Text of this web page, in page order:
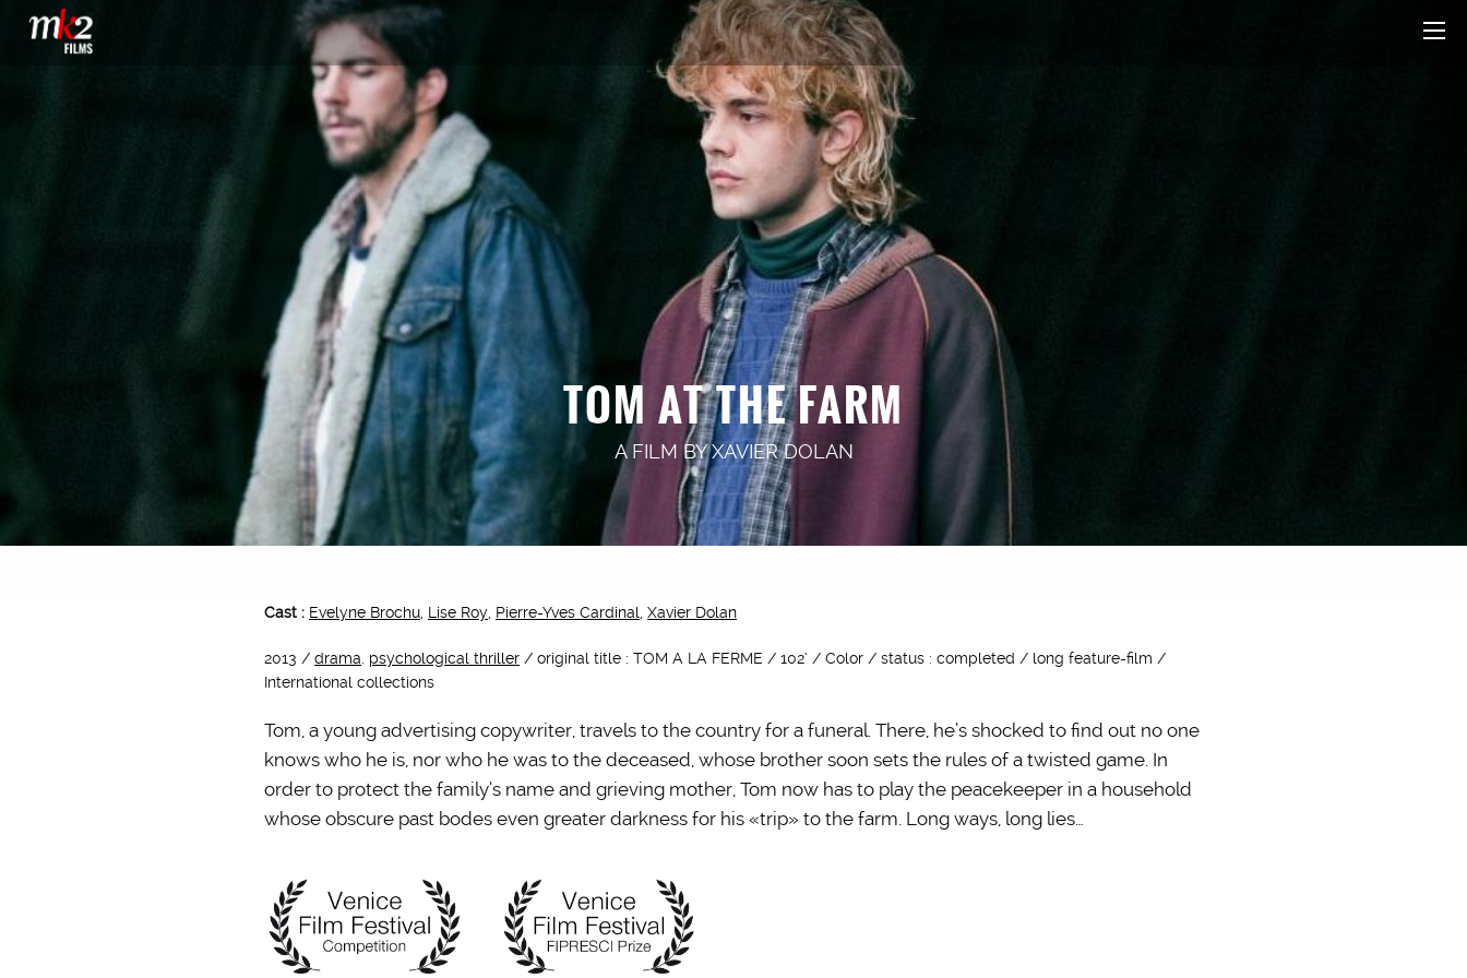
TOM AT THE FARM
A FILM BYXAVIER DOLAN
Cast : Evelyne Brochu Lise Roy Pierre-Yves Cardinal ,Xavier Dolan
2013 /drama psychological thriller / original title : TOM A LA FERME / 102’ / Color / status : completed / long feature-film /
International collections
Tom, a young advertising copywriter, travels to the country for a funeral. There, he’s shocked to find out no one
knows who he is, nor who he was to the deceased, whose brother soon sets the rules of a twisted game. In
order to protect the family’s name and grieving mother, Tom now has to play the peacekeeper in a household
whose obscure past bodes even greater darkness for his «trip» to the farm. Long ways, long lies…